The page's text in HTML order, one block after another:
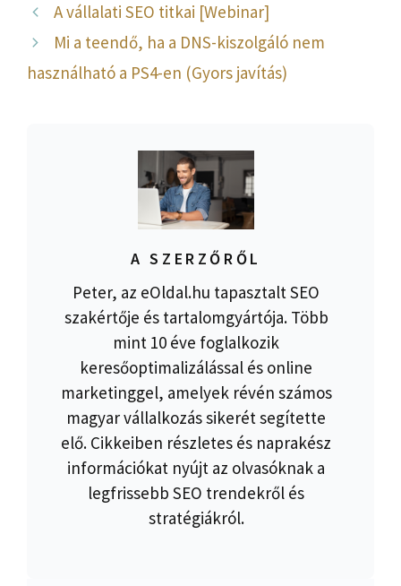
A vállalati SEO titkai [Webinar]
Mi a teendő, ha a DNS-kiszolgáló nem
használható a PS4-en (Gyors javítás)
A SZERZŐRŐL
Peter, az eOldal.hu tapasztalt SEO
szakértője és tartalomgyártója. Több
mint 10 éve foglalkozik
keresőoptimalizálással és online
marketinggel, amelyek révén számos
magyar vállalkozás sikerét segítette
elő. Cikkeiben részletes és naprakész
információkat nyújt az olvasóknak a
legfrissebb SEO trendekről és
stratégiákról.